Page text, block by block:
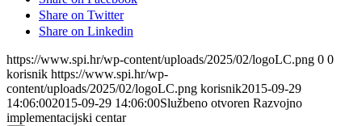
Share on Twitter
Share on Linkedin
https://www.spi.hr/wp-content/uploads/2025/02/logoLC.png 0 0
korisnik https://www.spi.hr/wp-
content/uploads/2025/02/logoLC.png korisnik2015-09-29
14:06:002015-09-29 14:06:00Službeno otvoren Razvojno
implementacijski centar